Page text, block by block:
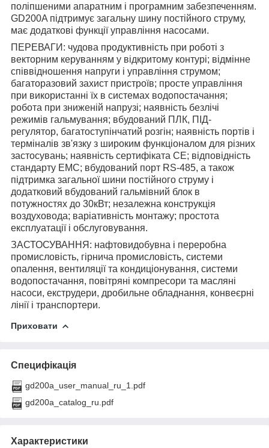
поліпшеними апаратним і програмним забезпеченням.
GD200A підтримує загальну шину постійного струму,
має додаткові функції управління насосами.
ПЕРЕВАГИ: чудова продуктивність при роботі з
векторним керуванням у відкритому контурі; відмінне
співвідношення напруги і управління струмом;
багаторазовий захист пристроїв; просте управління
при використанні їх в системах водопостачання;
робота при зниженій напрузі; наявність безлічі
режимів гальмування; вбудований ПЛК, ПІД-
регулятор, багатоступінчатий розгін; наявність портів і
терміналів зв'язку з широким функціоналом для різних
застосувань; наявність сертифіката CE; відповідність
стандарту EMC; вбудований порт RS-485, а також
підтримка загальної шини постійного струму і
додатковий вбудований гальмівний блок в
потужностях до 30кВт; незалежна конструкція
воздуховода; варіативність монтажу; простота
експлуатації і обслуговування.
ЗАСТОСУВАННЯ: нафтовидобувна і переробна
промисловість, гірнича промисловість, системи
опалення, вентиляції та кондиціонування, системи
водопостачання, повітряні компресори та масляні
насоси, екструдери, дробильне обладнання, конвеєрні
лінії і транспортери.
Приховати
Специфікація
gd200a_user_manual_ru_1.pdf
gd200a_catalog_ru.pdf
Характеристики